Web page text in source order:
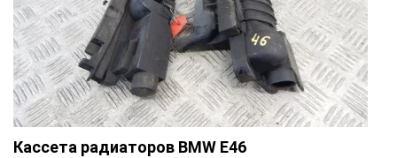
Кассета радиаторов BMW E46